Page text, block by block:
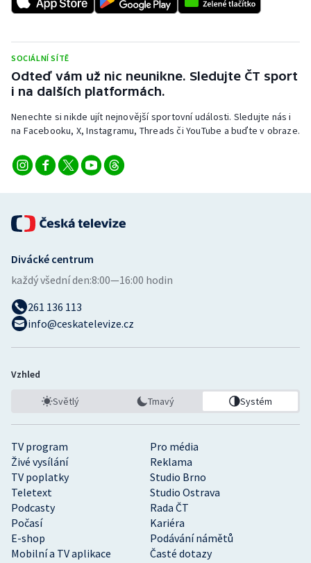
SOCIÁLNÍ SÍTĚ
Odteď vám už nic neunikne. Sledujte ČT sport
i na dalších platformách.
Nenechte si nikde ujít nejnovější sportovní události. Sledujte nás i
na Facebooku, X, Instagramu, Threads či YouTube a buďte v obraze.
TV program
Pro média
Živé vysílání
Reklama
TV poplatky
Studio Brno
Teletext
Studio Ostrava
Podcasty
Rada ČT
Počasí
Kariéra
E-shop
Podávání námětů
Mobilní a TV aplikace
Časté dotazy
Divácké centrum
každý všední den:8:00—16:00 hodin
261 136 113
info@ceskatelevize.cz
Vzhled
Světlý Tmavý Systém